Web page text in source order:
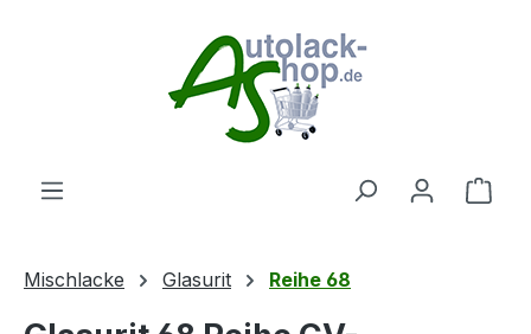
Mischlacke Glasurit Reihe 68